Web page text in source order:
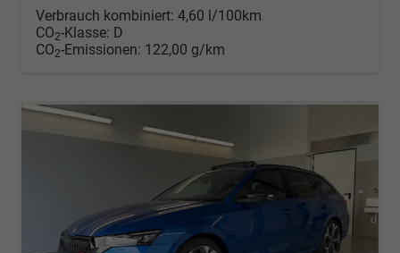
Verbrauch kombiniert: 4,60 l/100km
CO2-Klasse: D
CO2-Emissionen: 122,00 g/km